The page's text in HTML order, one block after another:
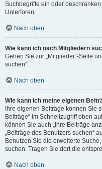
Suchbegriffe ein oder
Unterforen.
Nach oben
Wie kann ich nach Mitgliedern
Gehen Sie zur „Mitglieder“-Seite
suchen“.
Nach oben
Wie kann ich meine eigenen
Ihre eigenen Beiträge können Sie
Beiträge“ im Schnellzugriff oben
können Sie auch „Ihre Beiträge
„Beiträge des Benutzers suchen“
Benutzen Sie die erweiterte
suchen. Tragen Sie dort die
Nach oben